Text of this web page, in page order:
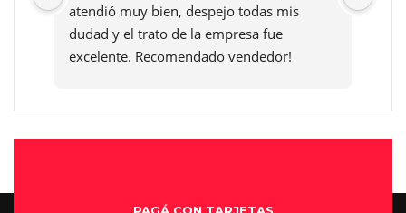
atendió muy bien, despejo todas mis
dudad y el trato de la empresa fue
excelente. Recomendado vendedor!